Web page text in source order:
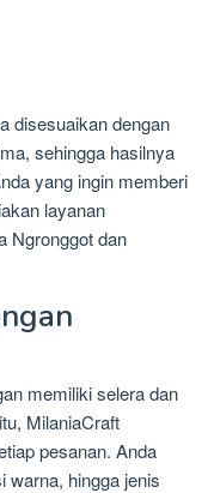
disesuaikan dengan
sehingga hasilnya
yang ingin memberi
layanan
Ngronggot dan
memiliki selera dan
MilaniaCraft
pesanan. Anda
warna, hingga jenis